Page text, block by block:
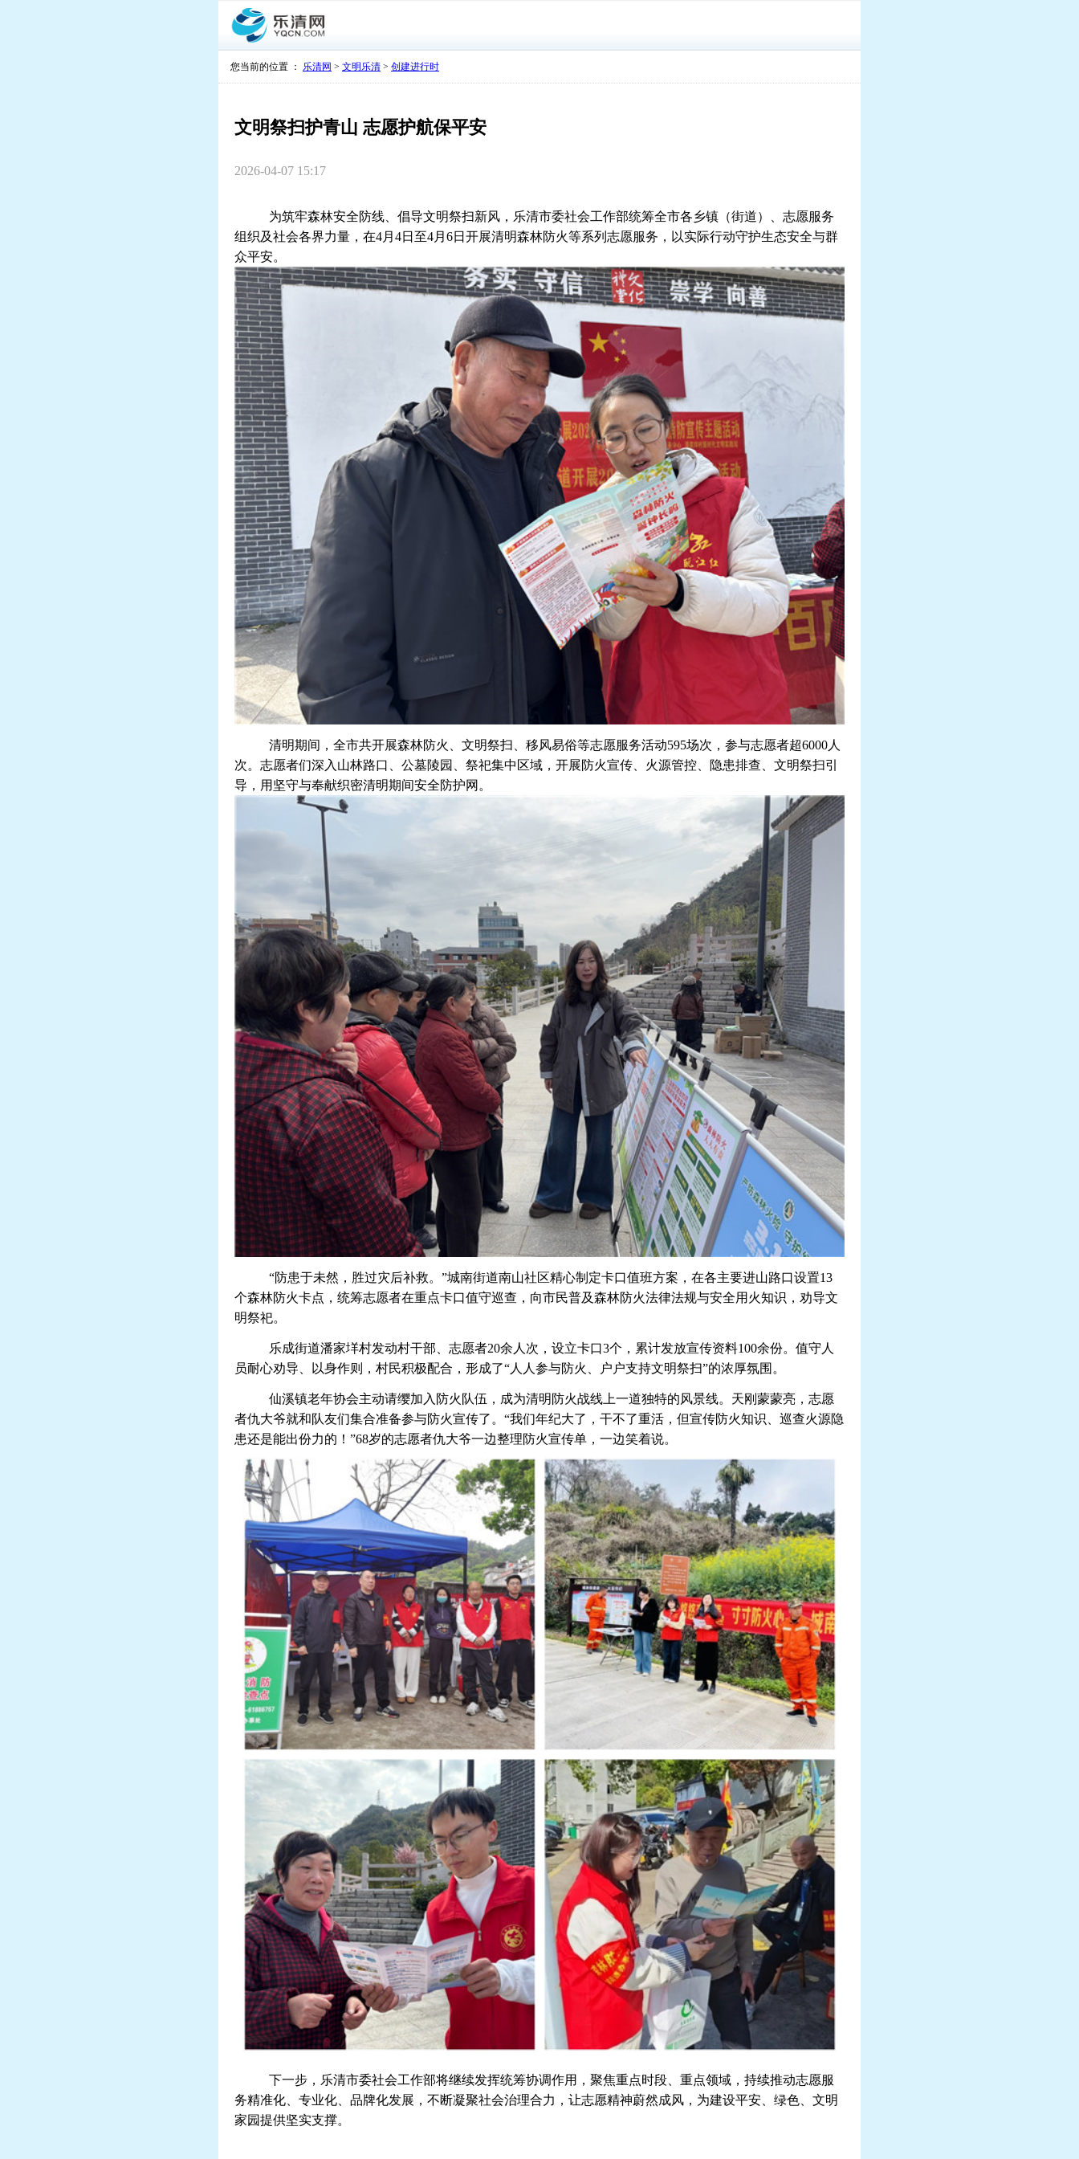
您当前的位置 ： 乐清网 > 文明乐清 > 创建进行时
文明祭扫护青山 志愿护航保平安
2026-04-07 15:17
为筑牢森林安全防线、倡导文明祭扫新风， 乐清市委社会工作部统筹全市各乡镇（街道）、志愿服务
组织及社会各界力量， 在4月 4日至4月 6日 开展清明森林防火等系列志愿服务，以实际行动守护生态安全与群
众平安。
清明期间，全市共开展森林防火、文明祭扫、移风易俗等志愿服务活动595场次，参与志愿者超6000人
次。 志愿者们深入山林路口、公墓陵园、祭祀集中区域，开展防火宣传、火源管控、隐患排查、文明祭扫引
导，用坚守与奉献织密清明期间安全防护网 。
“防患于未然，胜过灾后补救。 ”城南街道南山社区精心制定卡口值班方案，在各主要进山路口设置13
个森林防火卡点，统筹志愿者在重点卡口值守巡查，向市民普及森林防火法律法规与安全用火知识，劝导文
明祭祀。
乐成街道潘家垟村发动村干部、志愿者20余人次，设立卡口3个，累计发放宣传资料100余份。值守人
员耐心劝导、以身作则，村民积极配合，形成了“人人参与防火、户户支持文明祭扫”的浓厚氛围。
仙溪镇老年协会主动请缨加入防火队伍，成为清明防火战线上一道独特的风景线。天刚蒙蒙亮，志愿
者仇大爷就和队友们集合准备参与防火宣传了。 “我们年纪大了，干不了重活，但宣传防火知识、巡查火源隐
患还是能出份力的！”68岁的志愿者仇大爷一边整理防火宣传单，一边笑着说。
下一步， 乐清市委社会工作部将继续发挥统筹协调作用，聚焦重点时段、重点领域，持续推动志愿服
务精准化、专业化、品牌化发展，不断凝聚社会治理合力，让志愿精神蔚然成风，为建设平安、绿色、文明
家园提供坚实支撑。